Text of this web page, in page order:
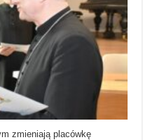
zmieniają placówkę